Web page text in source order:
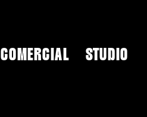
COMERCIAL STUDIO